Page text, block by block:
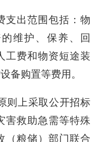
出范围包括：物
维护、保养、回
工费和物资短途装
备购置等费用。
则上采取公开招标
害救助急需等特殊
（粮储）部门联合